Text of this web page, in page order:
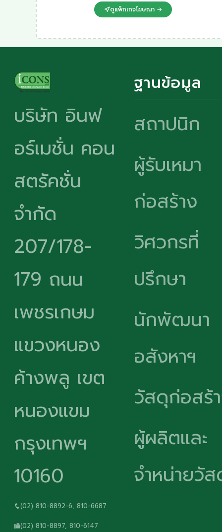
ดูแพ็กเกจโฆษณา →
บริษัท อินฟ
อร์เมชั่น คอน
สตรัคชั่น
จำกัด
207/178-
179 ถนน
เพชรเกษม
แขวงหนอง
ค้างพลู เขต
หนองแขม
กรุงเทพฯ
10160
(02) 810-8892-6, 810-6687
(02) 810-8897, 810-6147
ฐานข้อมูล
สถาปนิก
ผู้รับเหมา
ก่อสร้าง
วิศวกรที่
ปรึกษา
นักพัฒนา
อสังหาฯ
วัสดุก่อสร้
ผู้ผลิตและ
จำหน่ายวั